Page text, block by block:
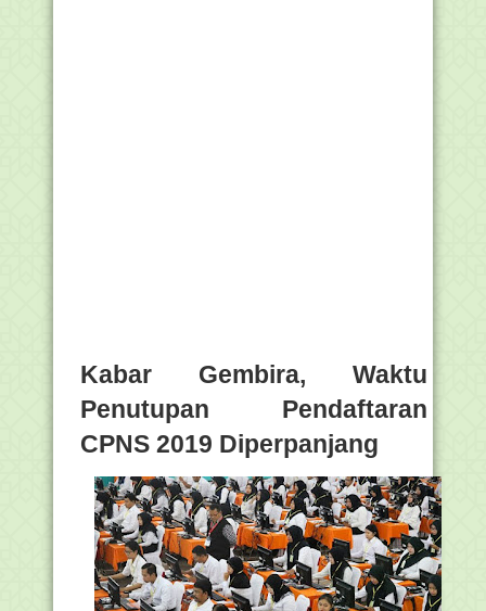
Kabar Gembira, Waktu
Penutupan Pendaftaran
CPNS 2019 Diperpanjang